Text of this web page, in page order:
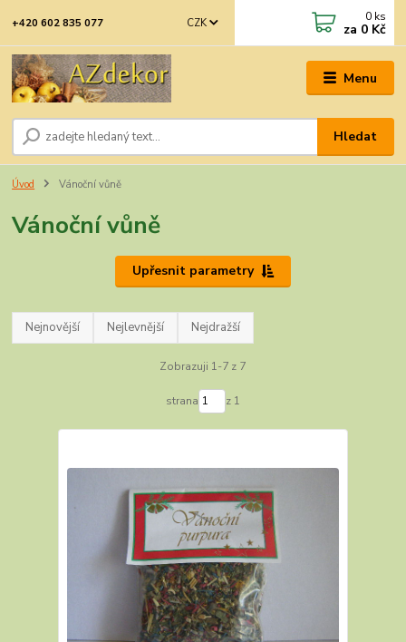
Menu
CZK
Hledat
+420 602 835 077 0 ks
za 0 Kč
Úvod Vánoční vůně
Vánoční vůně
Upřesnit parametry
Nejnovější Nejlevnější Nejdražší
Zobrazuji 1-7 z 7
strana z 1